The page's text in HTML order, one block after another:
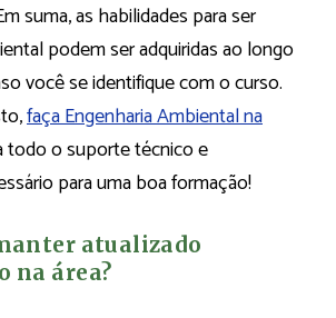
suma, as habilidades para ser
podem ser adquiridas ao longo
você se identifique com o curso.
faça Engenharia Ambiental na
todo o suporte técnico e
para uma boa formação!
atualizado
na área?